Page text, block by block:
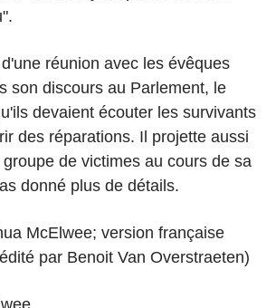
réunion avec les évêques
son discours au Parlement, le
devaient écouter les survivants
des réparations. Il projette aussi
de victimes au cours de sa
donné plus de détails.
McElwee; version française
par Benoit Van Overstraeten)